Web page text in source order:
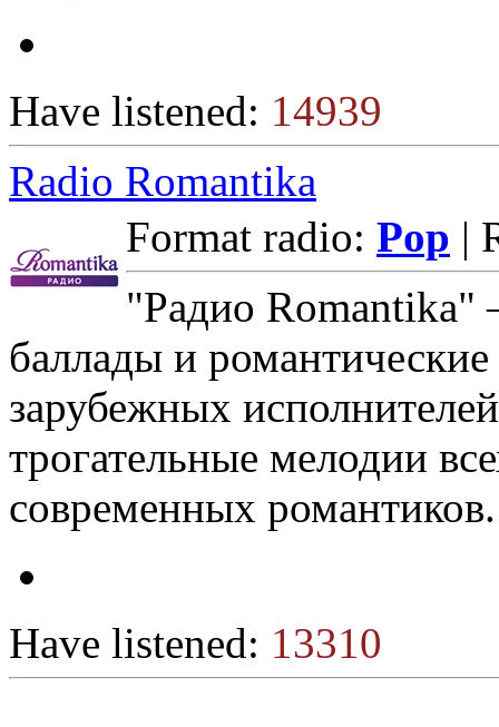
Have listened: 14939
Radio Romantika
Format radio: Pop |
"Радио Romantika"
баллады и
зарубежных
трогательные мелодии
современных
Have listened: 13310